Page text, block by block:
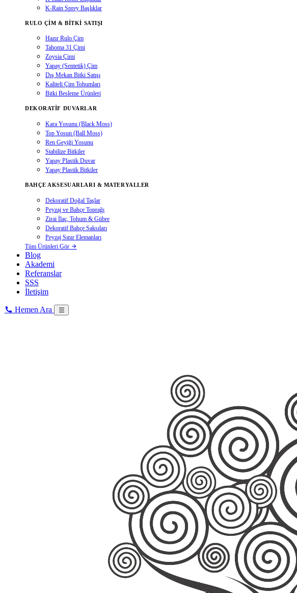
K-Rain Sprey Başlıklar
RULO ÇIM & BITKI SATIŞI
Hazır Rulo Çim
Tahoma 31 Çimi
Zoysia Çimi
Yapay (Sentetik) Çim
Dış Mekan Bitki Satışı
Kaliteli Çim Tohumları
Bitki Besleme Ürünleri
DEKORATIF DUVARLAR
Kara Yosunu (Black Moss)
Top Yosun (Ball Moss)
Ren Geyiği Yosunu
Stabilize Bitkiler
Yapay Plastik Duvar
Yapay Plastik Bitkiler
BAHÇE AKSESUARLARI & MATERYALLER
Dekoratif Doğal Taşlar
Peyzaj ve Bahçe Toprağı
Zirai İlaç, Tohum & Gübre
Dekoratif Bahçe Saksıları
Peyzaj Sınır Elemanları
Tüm Ürünleri Gör
Blog
Akademi
Referanslar
SSS
İletişim
Hemen Ara